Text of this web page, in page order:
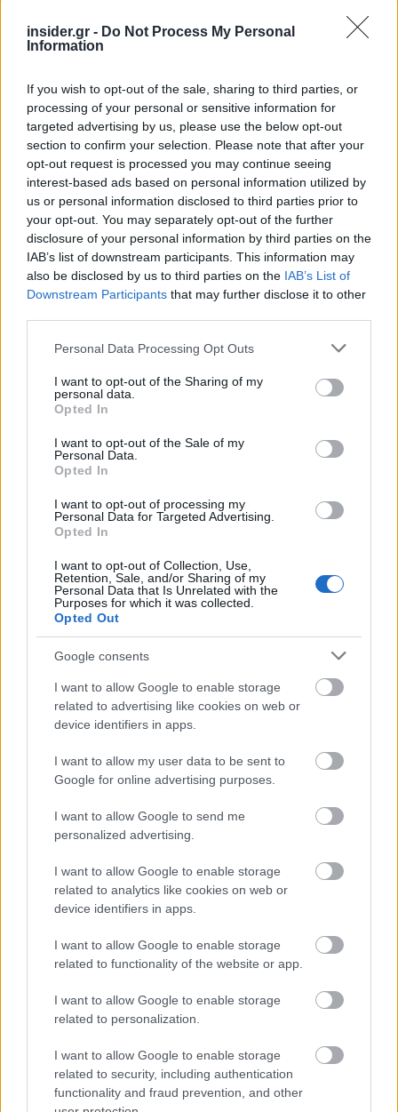
insider.gr - Do Not Process My Personal
Information
If you wish to opt-out of the sale, sharing to third parties, or
processing of your personal or sensitive information for
targeted advertising by us, please use the below opt-out
section to confirm your selection. Please note that after your
opt-out request is processed you may continue seeing
interest-based ads based on personal information utilized by
us or personal information disclosed to third parties prior to
your opt-out. You may separately opt-out of the further
disclosure of your personal information by third parties on the
IAB’s list of downstream participants. This information may
also be disclosed by us to third parties on the IAB’s List of
Downstream Participants that may further disclose it to other
Please note that this website/app uses one or more Google
not limited to your visit or usage behaviour. You may click to
grant or deny consent to Google and its third-party tags to
use your data for below specified purposes in below Google
consent section.
Personal Data Processing Opt Outs
I want to opt-out of the Sharing of my
personal data.
Opted In
I want to opt-out of the Sale of my
Personal Data.
Opted In
I want to opt-out of processing my
Personal Data for Targeted Advertising.
Opted In
I want to opt-out of Collection, Use,
Retention, Sale, and/or Sharing of my
Personal Data that Is Unrelated with the
Purposes for which it was collected.
Opted Out
Google consents
I want to allow Google to enable storage
related to advertising like cookies on web or
device identifiers in apps.
I want to allow my user data to be sent to
Google for online advertising purposes.
I want to allow Google to send me
personalized advertising.
I want to allow Google to enable storage
related to analytics like cookies on web or
device identifiers in apps.
I want to allow Google to enable storage
related to functionality of the website or app.
I want to allow Google to enable storage
related to personalization.
I want to allow Google to enable storage
related to security, including authentication
functionality and fraud prevention, and other
ΗΠΑ. Όπως αναφέρει ο οίκος, η αισιοδοξία για
την ανάπτυξη των ΗΠΑ μέσα στο 2026
ενισχύεται και θα μπορούσε να ενισχύσει το
αφήγημα του «αμερικανικού εξαιρετισμού». Η
δημοσιονομική τόνωση από το «One Big Beautiful
Bill» και οι καθυστερημένες επιδράσεις των
μειώσεων επιτοκίων της Fed πιθανότατα θα
διατηρήσουν την οικονομική δυναμική.
ανάπτυξης,πιθανότατα θα οδηγήσει σε άνοδο
των αμερικανικών επιτοκίων, προσφέροντας
στήριξη στο αμερικανικό νόμισμα και
εις βάρος του δολαρίου.
Τέλος, αναμένεται να υπάρξει μια μετατόπιση στη
συμπεριφορά αντιστάθμισης κινδύνου. Η